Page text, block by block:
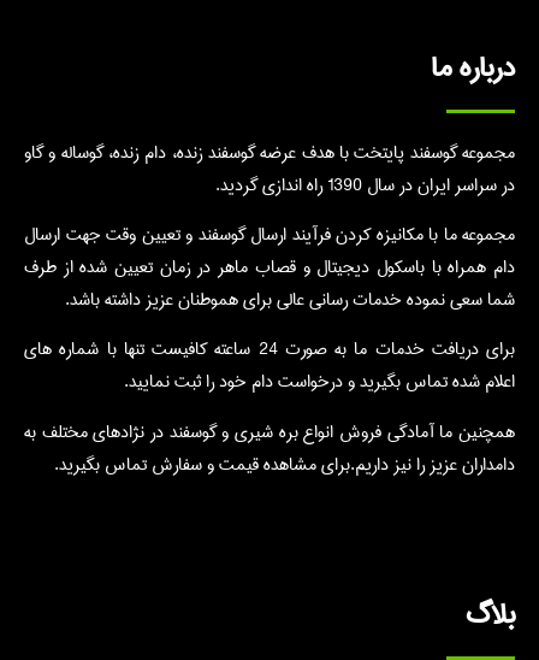
درباره ما
مجموعه گوسفند پایتخت با هدف عرضه گوسفند زنده، دام زنده، گوساله و گاو
در سراسر ایران در سال 1390 راه اندازی گردید.
مجموعه ما با مکانیزه کردن فرآیند ارسال گوسفند و تعیین وقت جهت ارسال
دام همراه با باسکول دیجیتال و قصاب ماهر در زمان تعیین شده از طرف
شما سعی نموده خدمات رسانی عالی برای هموطنان عزیز داشته باشد.
برای دریافت خدمات ما به صورت 24 ساعته کافیست تنها با شماره های
اعلام شده تماس بگیرید و درخواست دام خود را ثبت نمایید.
همچنین ما آمادگی فروش انواع بره شیری و گوسفند در نژادهای مختلف به
دامداران عزیز را نیز داریم.برای مشاهده قیمت و سفارش تماس بگیرید.
بلاگ